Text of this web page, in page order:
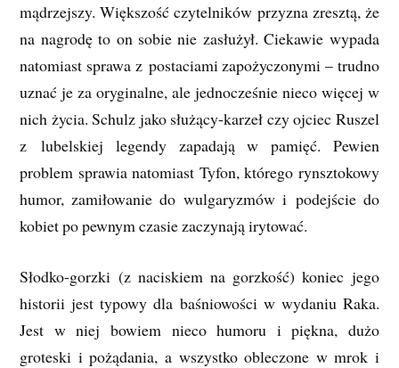
mądrzejszy. Większość czytelników przyzna zresztą, że
na nagrodę to on sobie nie zasłużył. Ciekawie wypada
natomiast sprawa z postaciami zapożyczonymi – trudno
uznać je za oryginalne, ale jednocześnie nieco więcej w
nich życia. Schulz jako służący-karzeł czy ojciec Ruszel
z lubelskiej legendy zapadają w pamięć. Pewien
problem sprawia natomiast Tyfon, którego rynsztokowy
humor, zamiłowanie do wulgaryzmów i podejście do
kobiet po pewnym czasie zaczynają irytować.
Słodko-gorzki (z naciskiem na gorzkość) koniec jego
historii jest typowy dla baśniowości w wydaniu Raka.
Jest w niej bowiem nieco humoru i piękna, dużo
groteski i pożądania, a wszystko obleczone w mrok i